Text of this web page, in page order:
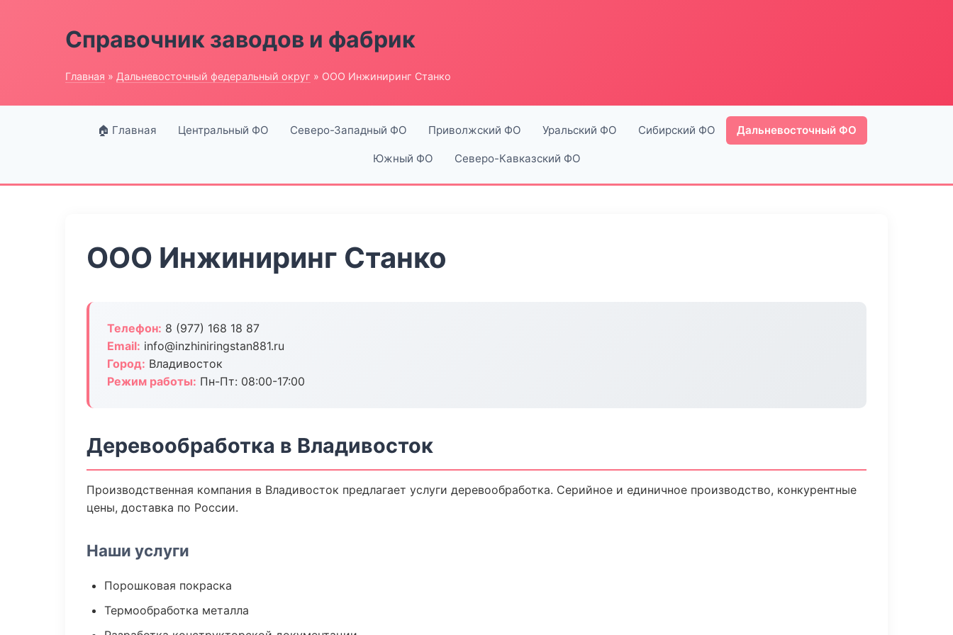
Справочник заводов и фабрик
Главная » Дальневосточный федеральный округ » ООО Инжиниринг Станко
🏠 Главная Центральный ФО Северо-Западный ФО Приволжский ФО Уральский ФО Сибирский ФО Дальневосточный ФО
Южный ФО Северо-Кавказский ФО
ООО Инжиниринг Станко
Телефон: 8 (977) 168 18 87
Email: info@inzhiniringstan881.ru
Город: Владивосток
Режим работы: Пн-Пт: 08:00-17:00
Деревообработка в Владивосток
Производственная компания в Владивосток предлагает услуги деревообработка. Серийное и единичное производство, конкурентные
цены, доставка по России.
Наши услуги
Порошковая покраска
Термообработка металла